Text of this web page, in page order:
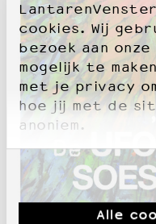
cookies. Wij
bezoek aan
mogelijk te
met je privacy
hoe jij met de
anoniem.
Alle